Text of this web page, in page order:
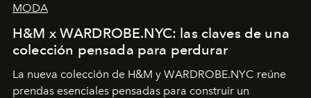
MODA
H&M x WARDROBE.NYC: las claves de una
colección pensada para perdurar
La nueva colección de H&M y WARDROBE.NYC reúne
prendas esenciales pensadas para construir un